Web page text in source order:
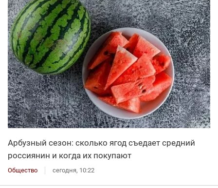
Арбузный сезон: сколько ягод съедает средний
россиянин и когда их покупают
Общество сегодня, 10:22